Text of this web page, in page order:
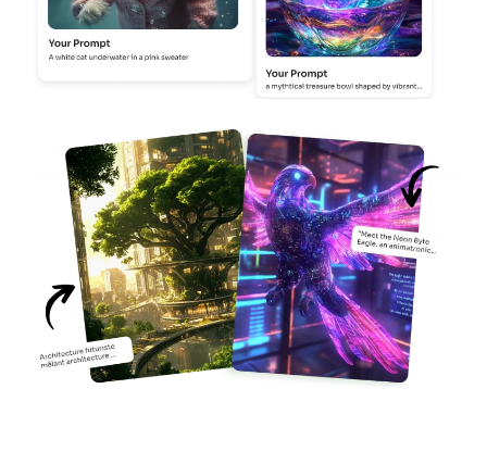
Générateur de tirs à la tête IA
Outils vidéo
Effets vidéo
Amplificateur vidéo
Suppression de filigrane vidéo